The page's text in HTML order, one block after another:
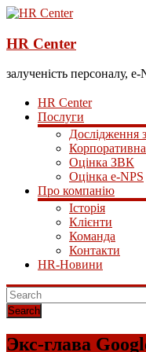
HR Center
залученість персоналу,
HR Center
Послуги
Дослідження
Корпоративна
Оцінка ЗВК
Оцінка e-NPS
Про компанію
Історія
Клієнти
Команда
Контакти
HR-Новини
Экс-глава